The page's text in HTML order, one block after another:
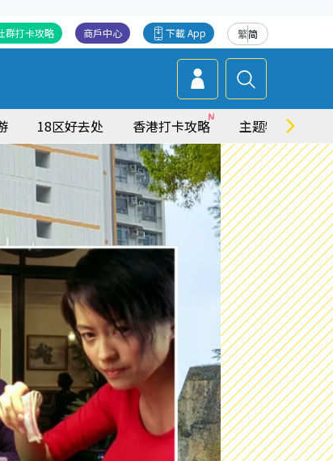
繁简
下載 App
商戶中心
群打卡攻略
18区好去处 香港打卡攻略 主题特集